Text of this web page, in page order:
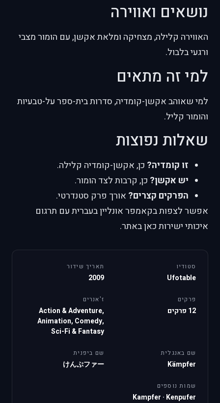
נושאים ואווירה
האווירה קלילה, מצחיקה ומלאת אקשן, עם הומור מצבי
ורגעי בלבול.
למי זה מתאים
למי שאוהב אקשן-קומדיה, סדרות בית-ספר על-טבעיות
והומור קליל.
שאלות נפוצות
זו קומדיה? כן, אקשן-קומדיה קלילה.
יש אקשן? כן, קרבות לצד הומור.
הפרקים קצרים? אורך פרק סטנדרטי.
אפשר לצפות בקאמפר אונליין בעברית עם תרגום
איכותי ישירות כאן באתר.
סטודיו
Ufotable
תאריך שידור
2009
פרקים
12 פרקים
ז'אנרים
Action & Adventure,
Animation, Comedy,
Sci-Fi & Fantasy
שם באנגלית
Kämpfer
שם ביפנית
けんぷファー
שמות נוספים
Kampfer · Kenpufer